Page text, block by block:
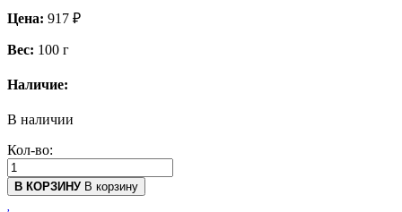
Цена: 917 ₽
Вес: 100 г
Наличие:
В наличии
Кол-во:
В КОРЗИНУ В корзину